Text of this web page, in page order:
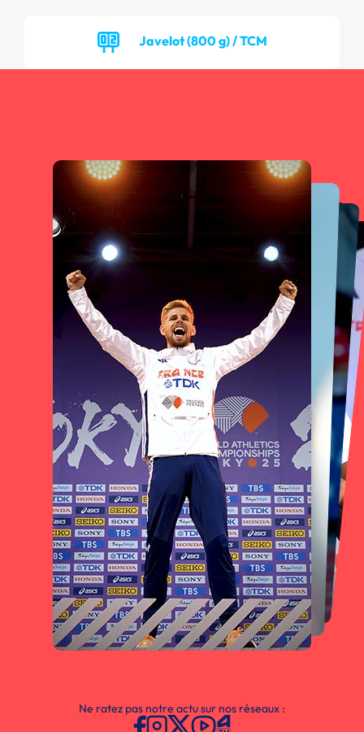
Javelot (800 g) / TCM
Ne ratez pas notre actu sur nos réseaux :